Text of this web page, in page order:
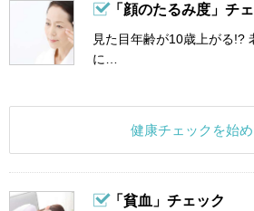
「顔のたるみ度」チ
見た目年齢が10歳上がる!?
に…
健康チェックを始め
「貧血」チェック